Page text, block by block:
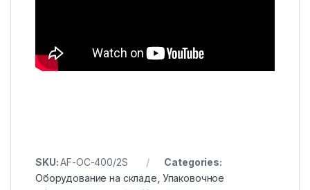
SKU:AF-OC-400/2S
Categories:
Оборудование на складе Упаковочное